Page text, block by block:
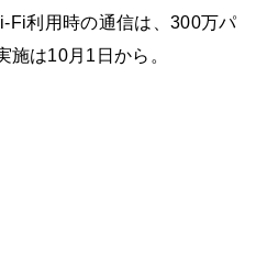
Fi利用時の通信は、300万パ
施は10月1日から。